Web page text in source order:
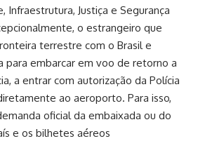
Infraestrutura, Justiça e Segurança
o estrangeiro que
terrestre com o Brasil e
para embarcar em voo de retorno a
a entrar com autorização da Polícia
ao aeroporto. Para isso,
oficial da embaixada ou do
e os bilhetes aéreos